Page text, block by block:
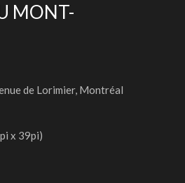
MONT-
de Lorimier, Montréal
x 39pi)